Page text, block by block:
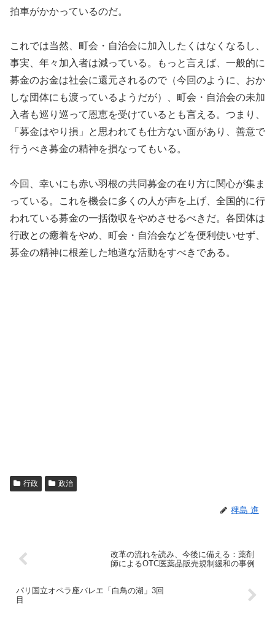
拍車がかかっているのだ。
これでは当然、町会・自治会に加入したくはなくなるし、
事実、年々加入者は減っている。もっと言えば、一般的に
募金のお金は社会に還元されるので（今回のように、おか
しな団体にも渡っているようだが）、町会・自治会の未加
入者も巡り巡って恩恵を受けているとも言える。つまり、
「募金はやり損」と思われても仕方ない面があり、善意で
行うべき募金の精神を損なってもいる。
今回、幸いにも赤い羽根の共同募金の在り方に関心が集ま
っている。これを機会に多くの人が声を上げ、全国的に行
われている募金の一括徴収をやめさせるべきだ。各団体は
行政との癒着をやめ、町会・自治会などを便利使いせず、
募金の精神に根差した地道な活動をすべきである。
行政 政治
稗島 進
改革の流れを読み、今後に備える：薬剤
師によるOTC医薬品販売規制緩和の事例
パリ国立オペラ座バレエ「白鳥の湖」3回
目